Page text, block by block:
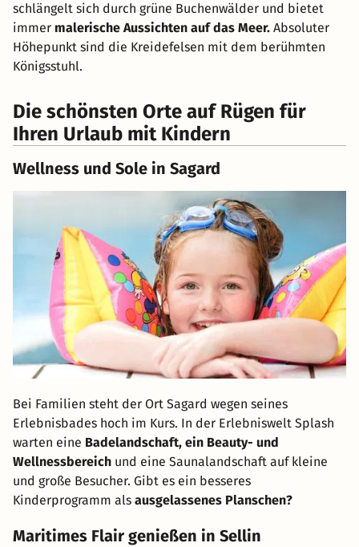
schlängelt sich durch grüne Buchenwälder und bietet
immer malerische Aussichten auf das Meer. Absoluter
Höhepunkt sind die Kreidefelsen mit dem berühmten
Königsstuhl.
Die schönsten Orte auf Rügen für
Ihren Urlaub mit Kindern
Wellness und Sole in Sagard
Bei Familien steht der Ort Sagard wegen seines
Erlebnisbades hoch im Kurs. In der Erlebniswelt Splash
warten eine Badelandschaft, ein Beauty- und
Wellnessbereich und eine Saunalandschaft auf kleine
und große Besucher. Gibt es ein besseres
Kinderprogramm als ausgelassenes Planschen?
Maritimes Flair genießen in Sellin